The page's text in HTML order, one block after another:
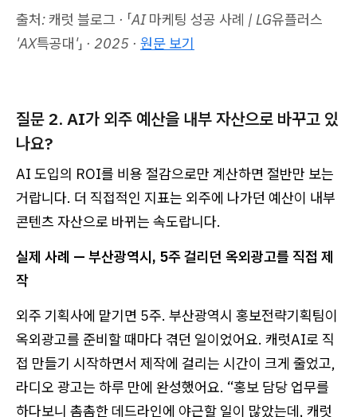
출처: 캐럿 블로그 · 「AI 마케팅 성공 사례 | LG유플러스
'AX특공대'」 · 2025 · 원문 보기
질문 2. AI가 외주 예산을 내부 자산으로 바꾸고 있
나요?
AI 도입의 ROI를 비용 절감으로만 계산하면 절반만 보는
거랍니다. 더 직접적인 지표는 외주에 나가던 예산이 내부
콘텐츠 자산으로 바뀌는 속도랍니다.
실제 사례 — 부산광역시, 5주 걸리던 옥외광고를 직접 제
작
외주 기획사에 맡기면 5주. 부산광역시 홍보전략기획팀이
옥외광고를 준비할 때마다 겪던 일이었어요. 캐럿AI로 직
접 만들기 시작하면서 제작에 걸리는 시간이 크게 줄었고,
라디오 광고는 하루 만에 완성했어요. “홍보 담당 업무를
하다보니 촘촘한 데드라인에 야근할 일이 많았는데, 캐럿